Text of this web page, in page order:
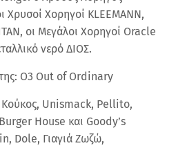
Χρυσοί Χορηγοί KLEEMANN,
οι Μεγάλοι Χορηγοί Oracle
νερό ΔΙΟΣ.
Ο3 Out of Ordinary
Κούκος, Unismack, Pellito,
House και Goody’s
Dole, Γιαγιά Ζωζώ,